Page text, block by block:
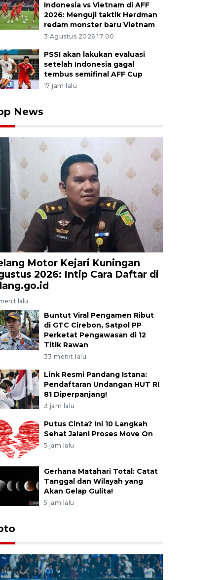
Indonesia vs Vietnam di AFF
2026: Menguji taktik Herdman
redam monster baru Vietnam
3 Agustus 2026 17:00
PSSI akan lakukan evaluasi
setelah Indonesia gagal
tembus semifinal AFF Cup
17 jam lalu
News
Motor Kejari Kuningan
2026: Intip Cara Daftar di
lalu
Buntut Viral Pengamen Ribut
di GTC Cirebon, Satpol PP
Perketat Pengawasan di 12
Titik Rawan
33 menit lalu
Link Resmi Pandang Istana:
Pendaftaran Undangan HUT RI
81 Diperpanjang!
3 jam lalu
Putus Cinta? Ini 10 Langkah
Sehat Jalani Proses Move On
5 jam lalu
Gerhana Matahari Total: Catat
Tanggal dan Wilayah yang
Akan Gelap Gulita!
5 jam lalu